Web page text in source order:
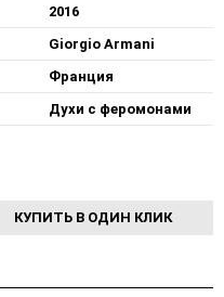
2016
Giorgio Armani
Франция
Духи с феромонами
КУПИТЬ В ОДИН КЛИК